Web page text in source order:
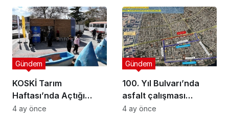
Cinsiyet Eşitliği
Semineri
KOSKİ Tarım
Haftası’nda Açtığı
Stantta Su Tasarrufu
Gündem
4 ay önce
100. Yıl Bulvarı’nda
asfalt çalışması
gerçekleştirilecek
Gündem
4 ay önce